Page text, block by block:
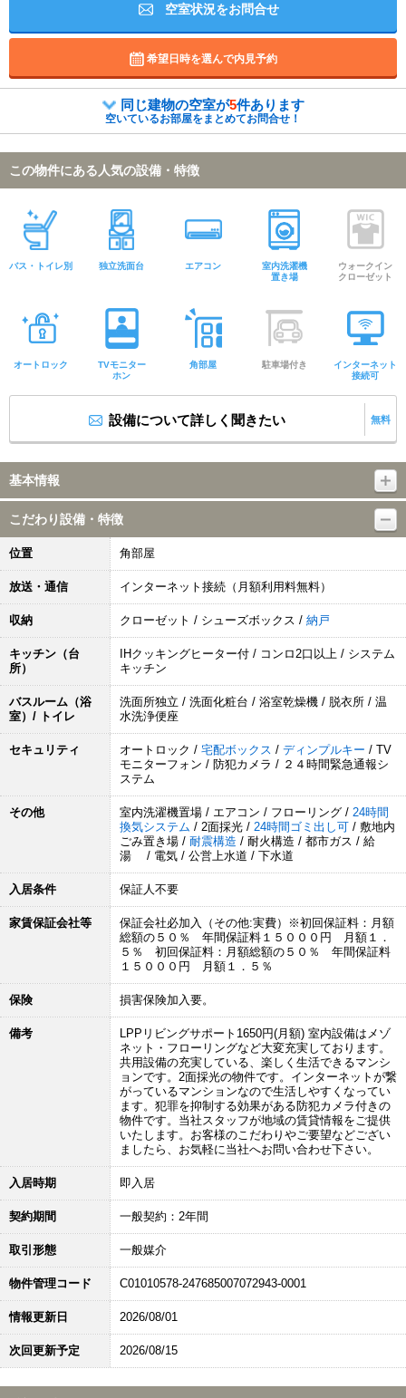
空室状況をお問合せ
希望日時を選んで内見予約
同じ建物の空室が5件あります
空いているお部屋をまとめてお問合せ！
この物件にある人気の設備・特徴
バス・トイレ別 独立洗面台 エアコン
室内洗濯機
置き場
ウォークイン
クローゼット
オートロック
TVモニター
ホン
角部屋 駐車場付き
インターネット
接続可
設備について詳しく聞きたい 無料
基本情報
こだわり設備・特徴
位置 角部屋
放送・通信 インターネット接続（月額利用料無料）
収納 クローゼット / シューズボックス / 納戸
キッチン（台
所）
IHクッキングヒーター付 / コンロ2口以上 / システム
キッチン
バスルーム（浴
室）/ トイレ
洗面所独立 / 洗面化粧台 / 浴室乾燥機 / 脱衣所 / 温
水洗浄便座
セキュリティ オートロック / 宅配ボックス / ディンプルキー / TV
モニターフォン / 防犯カメラ / ２４時間緊急通報シ
ステム
その他 室内洗濯機置場 / エアコン / フローリング / 24時間
換気システム / 2面採光 / 24時間ゴミ出し可 / 敷地内
ごみ置き場 / 耐震構造 / 耐火構造 / 都市ガス / 給
湯 / 電気 / 公営上水道 / 下水道
入居条件 保証人不要
家賃保証会社等
保証会社必加入（その他:実費）※初回保証料：月額
総額の５０％ 年間保証料１５０００円 月額１．
５％ 初回保証料：月額総額の５０％ 年間保証料
１５０００円 月額１．５％
保険 損害保険加入要。
備考
LPPリビングサポート1650円(月額) 室内設備はメゾ
ネット・フローリングなど大変充実しております。
共用設備の充実している、楽しく生活できるマンシ
ョンです。2面採光の物件です。インターネットが繋
がっているマンションなので生活しやすくなってい
ます。犯罪を抑制する効果がある防犯カメラ付きの
物件です。当社スタッフが地域の賃貸情報をご提供
いたします。お客様のこだわりやご要望などござい
ましたら、お気軽に当社へお問い合わせ下さい。
入居時期 即入居
契約期間 一般契約：2年間
取引形態 一般媒介
物件管理コード C01010578-247685007072943-0001
情報更新日 2026/08/01
次回更新予定 2026/08/15